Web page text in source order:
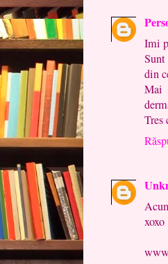
Imi
din
Mai
Tres
xoxo